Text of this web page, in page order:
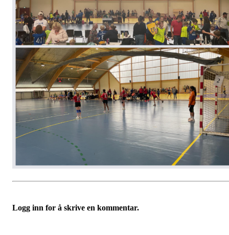
Logg inn for å skrive en kommentar.